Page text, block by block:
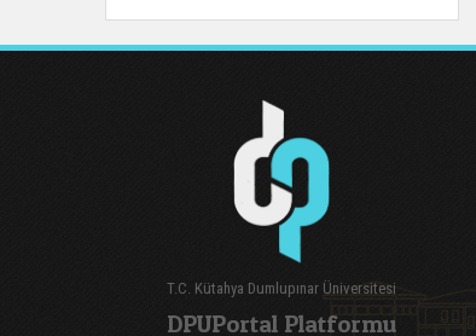
T.C. Kütahya Dumlupınar Üniversitesi
DPUPortal Platformu